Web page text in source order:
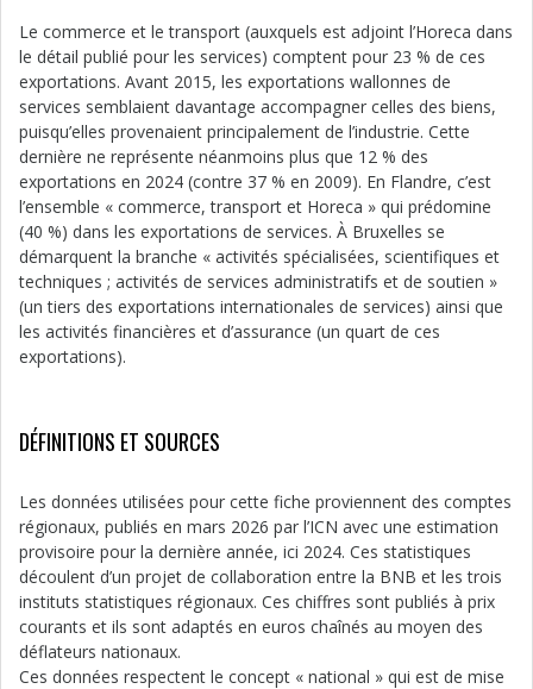
Le commerce et le transport (auxquels est adjoint l’Horeca dans
le détail publié pour les services) comptent pour 23 % de ces
exportations. Avant 2015, les exportations wallonnes de
services semblaient davantage accompagner celles des biens,
puisqu’elles provenaient principalement de l’industrie. Cette
dernière ne représente néanmoins plus que 12 % des
exportations en 2024 (contre 37 % en 2009). En Flandre, c’est
l’ensemble « commerce, transport et Horeca » qui prédomine
(40 %) dans les exportations de services. À Bruxelles se
démarquent la branche « activités spécialisées, scientifiques et
techniques ; activités de services administratifs et de soutien »
(un tiers des exportations internationales de services) ainsi que
les activités financières et d’assurance (un quart de ces
exportations).
DÉFINITIONS ET SOURCES
Les données utilisées pour cette fiche proviennent des comptes
régionaux, publiés en mars 2026 par l’ICN avec une estimation
provisoire pour la dernière année, ici 2024. Ces statistiques
découlent d’un projet de collaboration entre la BNB et les trois
instituts statistiques régionaux. Ces chiffres sont publiés à prix
courants et ils sont adaptés en euros chaînés au moyen des
déflateurs nationaux.
Ces données respectent le concept « national » qui est de mise